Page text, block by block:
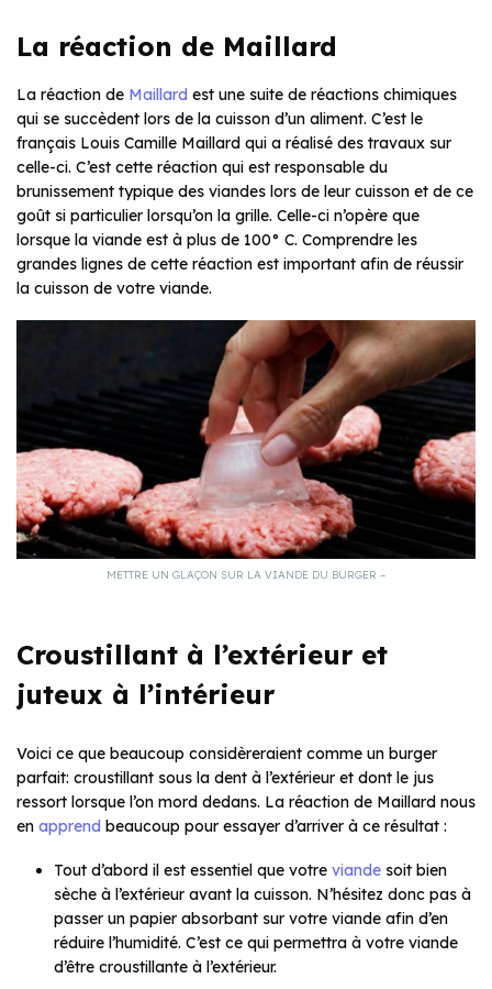
La réaction de Maillard
La réaction de Maillard est une suite de réactions chimiques
qui se succèdent lors de la cuisson d’un aliment. C’est le
français Louis Camille Maillard qui a réalisé des travaux sur
celle-ci. C’est cette réaction qui est responsable du
brunissement typique des viandes lors de leur cuisson et de ce
goût si particulier lorsqu’on la grille. Celle-ci n’opère que
lorsque la viande est à plus de 100° C. Comprendre les
grandes lignes de cette réaction est important afin de réussir
la cuisson de votre viande.
METTRE UN GLAÇON SUR LA VIANDE DU BURGER –
Croustillant à l’extérieur et
juteux à l’intérieur
Voici ce que beaucoup considèreraient comme un burger
parfait: croustillant sous la dent à l’extérieur et dont le jus
ressort lorsque l’on mord dedans. La réaction de Maillard nous
en apprend beaucoup pour essayer d’arriver à ce résultat :
Tout d’abord il est essentiel que votre viande soit bien
sèche à l’extérieur avant la cuisson. N’hésitez donc pas à
passer un papier absorbant sur votre viande afin d’en
réduire l’humidité. C’est ce qui permettra à votre viande
d’être croustillante à l’extérieur.